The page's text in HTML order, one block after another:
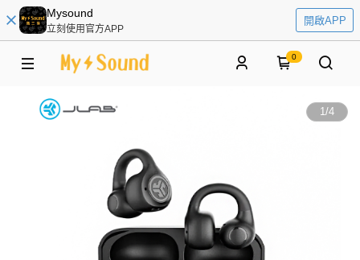
Mysound
立刻使用官方APP
開啟APP
0
1/4